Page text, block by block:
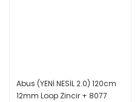
Abus (YENİ NESİL 2.0) 120cm
12mm Loop Zincir + 8077